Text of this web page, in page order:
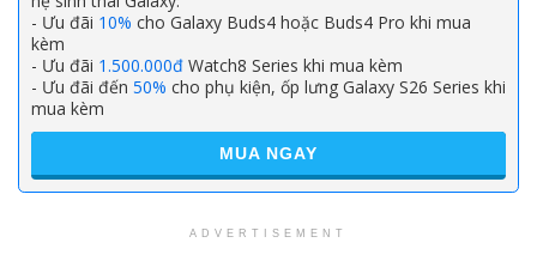
- Ưu đãi 10% cho Galaxy Buds4 hoặc Buds4 Pro khi mua
kèm
- Ưu đãi 1.500.000đ Watch8 Series khi mua kèm
- Ưu đãi đến 50% cho phụ kiện, ốp lưng Galaxy S26 Series khi
mua kèm
MUA NGAY
ADVERTISEMENT